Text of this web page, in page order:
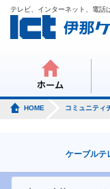
テレビ、インターネット、電話
ホーム
HOME コミュニティ
ケーブルテ